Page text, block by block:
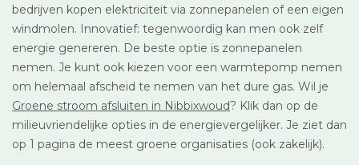
bedrijven kopen elektriciteit via zonnepanelen of een eigen
windmolen. Innovatief: tegenwoordig kan men ook zelf
energie genereren. De beste optie is zonnepanelen
nemen. Je kunt ook kiezen voor een warmtepomp nemen
om helemaal afscheid te nemen van het dure gas. Wil je
Groene stroom afsluiten in Nibbixwoud? Klik dan op de
milieuvriendelijke opties in de energievergelijker. Je ziet dan
op 1 pagina de meest groene organisaties (ook zakelijk).